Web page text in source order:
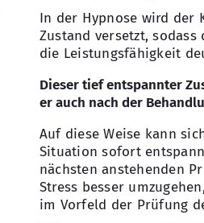
In der Hypnose wird der
Zustand versetzt,
die Leistungsfähigkeit
Dieser tief entspannter
er auch nach der
Auf diese Weise kann
Situation sofort
nächsten anstehenden
Stress besser
im Vorfeld der Prüfung